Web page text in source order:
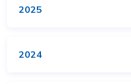
2025
2024